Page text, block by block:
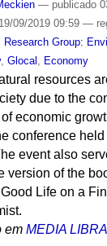
— publicado
09/2019 09:59 —
Research Group:
, Glocal Economy
resources
due to the
economic
conference
event also
version of the
Life on a
em MEDIA